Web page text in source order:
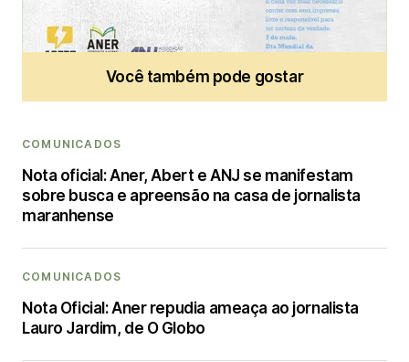
Você também pode gostar
COMUNICADOS
Nota oficial: Aner, Abert e ANJ se manifestam
sobre busca e apreensão na casa de jornalista
maranhense
COMUNICADOS
Nota Oficial: Aner repudia ameaça ao jornalista
Lauro Jardim, de O Globo